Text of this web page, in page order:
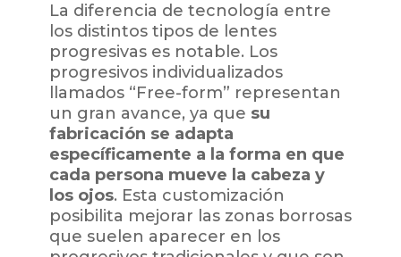
La diferencia de tecnología entre
los distintos tipos de lentes
progresivas es notable. Los
progresivos individualizados
llamados “Free-form” representan
un gran avance, ya que su
fabricación se adapta
específicamente a la forma en que
cada persona mueve la cabeza y
los ojos. Esta customización
posibilita mejorar las zonas borrosas
que suelen aparecer en los